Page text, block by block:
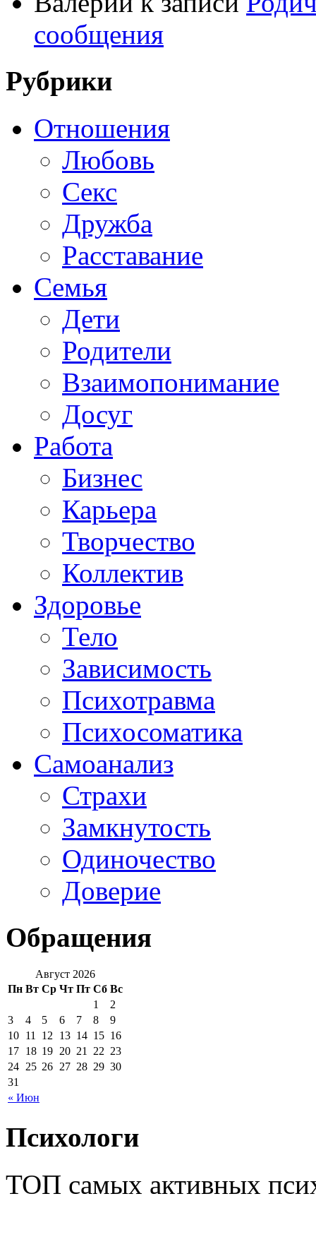
сообщения
Рубрики
Отношения
Любовь
Секс
Дружба
Расставание
Семья
Дети
Родители
Взаимопонимание
Досуг
Работа
Бизнес
Карьера
Творчество
Коллектив
Здоровье
Тело
Зависимость
Психотравма
Психосоматика
Самоанализ
Страхи
Замкнутость
Одиночество
Доверие
Обращения
Август 2026
Пн Вт Ср Чт Пт Сб Вс
« Июн
1
2
3
4 5 6 7 8
9
10 11 12 13 14 15 16
17 18 19 20 21 22 23
24 25 26 27 28 29 30
31
Психологи
ТОП самых активных